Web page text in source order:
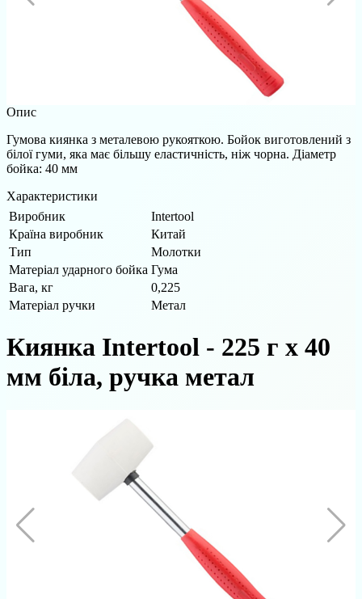
Опис
Гумова киянка з металевою рукояткою. Бойок виготовлений з
білої гуми, яка має більшу еластичність, ніж чорна. Діаметр
бойка: 40 мм
Характеристики
Виробник
Intertool
Країна виробник
Китай
Тип
Молотки
Матеріал ударного бойка Гума
Вага, кг
0,225
Матеріал ручки
Метал
Киянка Intertool - 225 г х 40
мм біла, ручка метал